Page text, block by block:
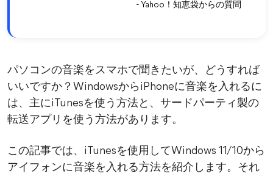
- Yahoo！知恵袋からの質問
パソコンの音楽をスマホで聞きたいが、どうすれば
いいですか？WindowsからiPhoneに音楽を入れるに
は、主にiTunesを使う方法と、サードパーティ製の
転送アプリを使う方法があります。
この記事では、iTunesを使用してWindows 11/10から
アイフォンに音楽を入れる方法を紹介します。それ